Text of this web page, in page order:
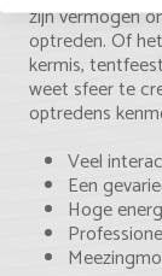
zijn vermogen
optreden. Of
kermis,
weet sfeer te
optredens
Veel
Een
Hoge